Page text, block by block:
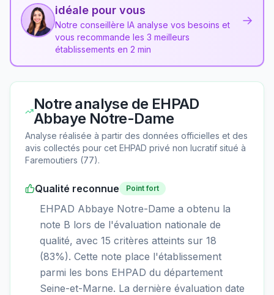
idéale pour vous
Notre conseillère IA analyse vos besoins et
vous recommande les 3 meilleurs
établissements en 2 min
→
Notre analyse de EHPAD
Abbaye Notre-Dame
Analyse réalisée à partir des données officielles et des
avis collectés pour cet EHPAD privé non lucratif situé à
Faremoutiers (77).
Qualité reconnue Point fort
EHPAD Abbaye Notre-Dame a obtenu la
note B lors de l'évaluation nationale de
qualité, avec 15 critères atteints sur 18
(83%). Cette note place l'établissement
parmi les bons EHPAD du département
Seine-et-Marne. La dernière évaluation date